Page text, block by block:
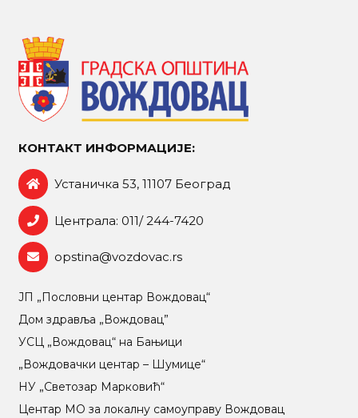
КОНТАКТ ИНФОРМАЦИЈЕ:
Устаничка 53, 11107 Београд
Централа: 011/ 244-7420
opstina@vozdovac.rs
ЈП „Пословни центар Вождовац“
Дом здравља „Вождовац”
УСЦ „Вождовац“ на Бањици
„Вождовачки центар – Шумице“
НУ „Светозар Марковић“
Центар МO за локалну самоуправу Вождовац